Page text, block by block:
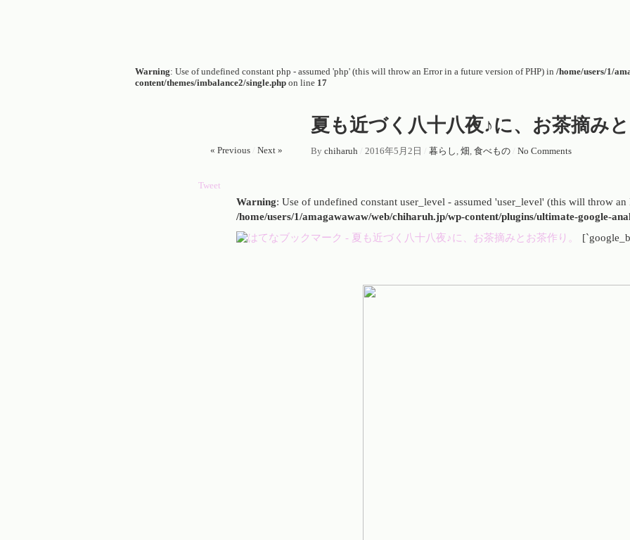
Warning: Use of undefined constant php - assumed 'php' (this will throw an Error in a future version of PHP) in /home/users/1/
content/themes/imbalance2/single.php on line 17
夏も近づく八十八夜♪に、お茶摘み
« Previous Next » By chiharuh 2016年5月2日 暮らし , 畑, 食べもの No Comments
Tweet
Warning: Use of undefined constant user_level - assumed 'user_level' (this will throw
/home/users/1/amagawawaw/web/chiharuh.jp/wp-content/plugins/ultimate-google-